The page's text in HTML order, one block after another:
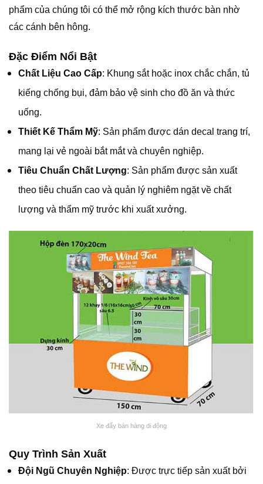
phẩm của chúng tôi có thể mở rộng kích thước bàn nhờ
các cánh bên hông.
Đặc Điểm Nổi Bật
Chất Liệu Cao Cấp: Khung sắt hoặc inox chắc chắn, tủ
kiếng chống bụi, đảm bảo vệ sinh cho đồ ăn và thức
uống.
Thiết Kế Thẩm Mỹ: Sản phẩm được dán decal trang trí,
mang lại vẻ ngoài bắt mắt và chuyên nghiệp.
Tiêu Chuẩn Chất Lượng: Sản phẩm được sản xuất
theo tiêu chuẩn cao và quản lý nghiêm ngặt về chất
lượng và thẩm mỹ trước khi xuất xưởng.
Xe đẩy bán hàng di động
Quy Trình Sản Xuất
Đội Ngũ Chuyên Nghiệp: Được trực tiếp sản xuất bởi